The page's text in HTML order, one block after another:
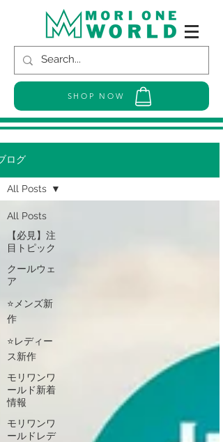
SHOP NOW
ログ
All Posts
【必見】注
目トピック
クールウェ
ア
⭐メンズ新
作
⭐レディー
ス新作
モリワンワ
ールド新着
情報
モリワンワ
ールドレデ
All Posts